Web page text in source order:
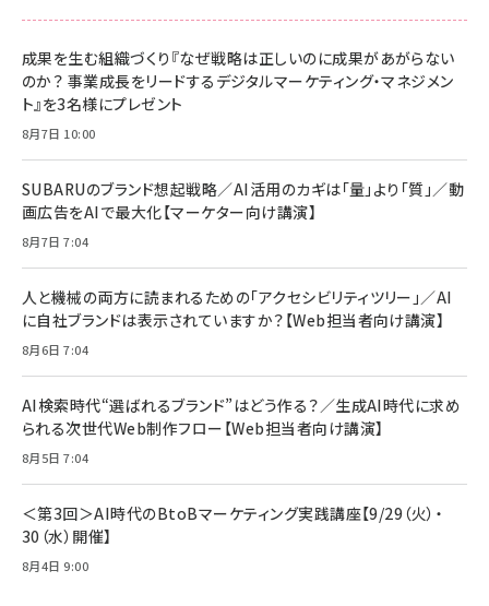
成果を生む組織づくり『なぜ戦略は正しいのに成果があがらない
のか？ 事業成長をリードするデジタルマーケティング・マネジメン
ト』を3名様にプレゼント
8月7日 10:00
SUBARUのブランド想起戦略／AI活用のカギは「量」より「質」／動
画広告をAIで最大化【マーケター向け講演】
8月7日 7:04
人と機械の両方に読まれるための「アクセシビリティツリー」／AI
に自社ブランドは表示されていますか？【Web担当者向け講演】
8月6日 7:04
AI検索時代“選ばれるブランド”はどう作る？／生成AI時代に求め
られる次世代Web制作フロー【Web担当者向け講演】
8月5日 7:04
＜第3回＞AI時代のBtoBマーケティング実践講座【9/29（火）・
30（水）開催】
8月4日 9:00